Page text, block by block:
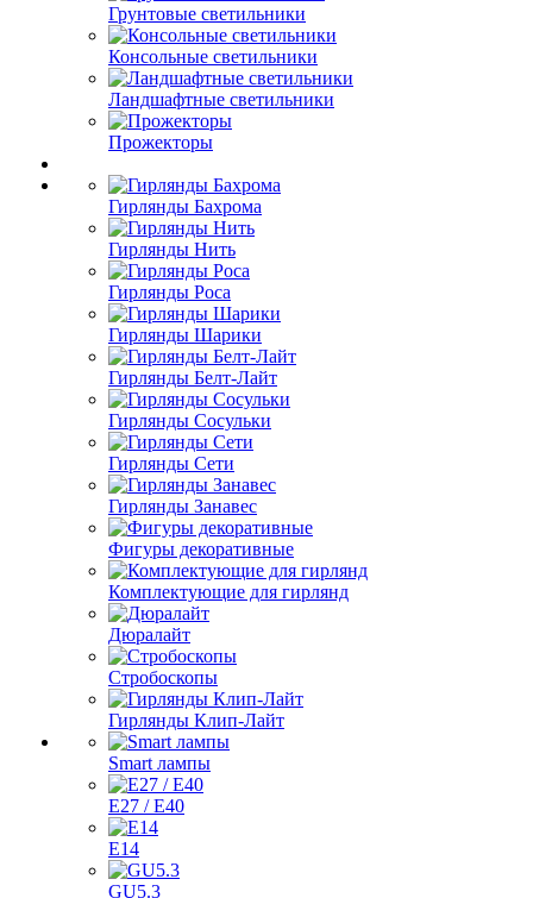
Грунтовые светильники
Консольные светильники
Ландшафтные светильники
Прожекторы
Гирлянды Бахрома
Гирлянды Нить
Гирлянды Роса
Гирлянды Шарики
Гирлянды Белт-Лайт
Гирлянды Сосульки
Гирлянды Сети
Гирлянды Занавес
Фигуры декоративные
Комплектующие для гирлянд
Дюралайт
Стробоскопы
Гирлянды Клип-Лайт
Smart лампы
E27 / E40
E14
GU5.3